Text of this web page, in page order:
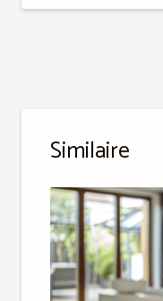
Similaire